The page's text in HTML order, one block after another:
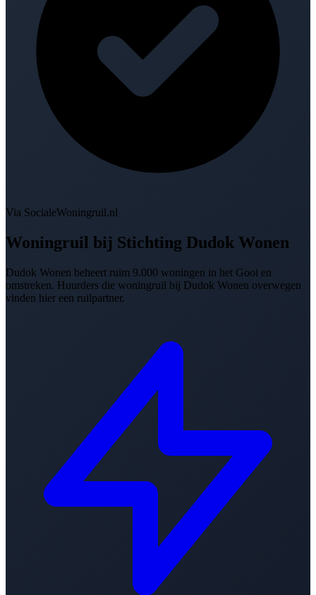
Via SocialeWoningruil.nl
Woningruil bij Stichting Dudok Wonen
Dudok Wonen beheert ruim 9.000 woningen in het Gooi en
omstreken. Huurders die woningruil bij Dudok Wonen overwegen
vinden hier een ruilpartner.